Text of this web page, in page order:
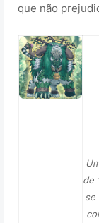
que não
de
se